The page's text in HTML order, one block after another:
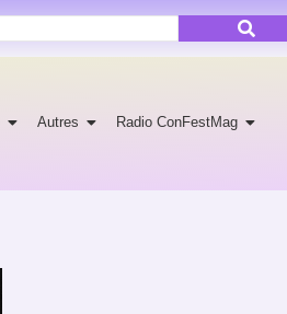
Autres Radio ConFestMag